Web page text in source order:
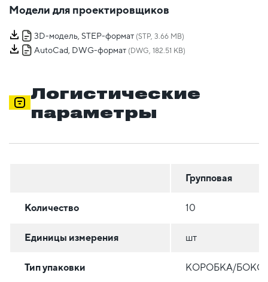
Модели для проектировщиков
3D-модель, STEP-формат (STP, 3.66 MB)
AutoCad, DWG-формат (DWG, 182.51 KB)
Логистические
параметры
Групповая
Количество 10
Единицы измерения шт
Тип упаковки КОРОБКА/БОКС